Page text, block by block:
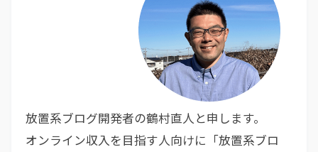
放置系ブログ開発者の鶴村直人と申します。
オンライン収入を目指す人向けに「放置系ブロ